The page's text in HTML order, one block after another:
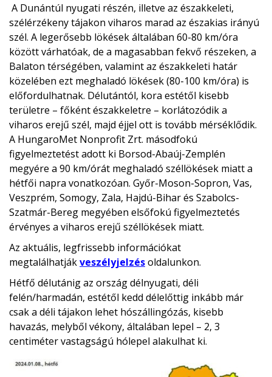
A Dunántúl nyugati részén, illetve az északkeleti,
szélérzékeny tájakon viharos marad az északias irányú
szél. A legerősebb lökések általában 60-80 km/óra
között várhatóak, de a magasabban fekvő részeken, a
Balaton térségében, valamint az északkeleti határ
közelében ezt meghaladó lökések (80-100 km/óra) is
előfordulhatnak. Délutántól, kora estétől kisebb
területre – főként északkeletre – korlátozódik a
viharos erejű szél, majd éjjel ott is tovább mérséklődik.
A HungaroMet Nonprofit Zrt. másodfokú
figyelmeztetést adott ki Borsod-Abaúj-Zemplén
megyére a 90 km/órát meghaladó széllökések miatt a
hétfői napra vonatkozóan. Győr-Moson-Sopron, Vas,
Veszprém, Somogy, Zala, Hajdú-Bihar és Szabolcs-
Szatmár-Bereg megyében elsőfokú figyelmeztetés
érvényes a viharos erejű széllökések miatt.
Az aktuális, legfrissebb információkat
megtalálhatjákveszélyjelzésoldalunkon.
Hétfő délutánig az ország délnyugati, déli
felén/harmadán, estétől kedd délelőttig inkább már
csak a déli tájakon lehet hószállingózás, kisebb
havazás, melyből vékony, általában lepel – 2, 3
centiméter vastagságú hólepel alakulhat ki.